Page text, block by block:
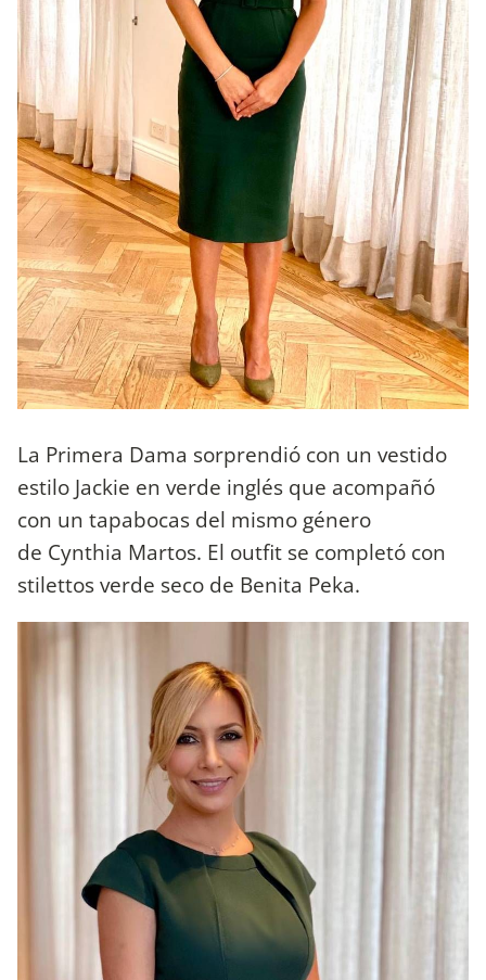
La Primera Dama sorprendió con un vestido
estilo Jackie en verde inglés que acompañó
con un tapabocas del mismo género
de Cynthia Martos. El outfit se completó con
stilettos verde seco de Benita Peka.